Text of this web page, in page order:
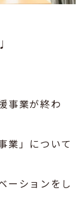
事業が終わ
業」について
ーションをし